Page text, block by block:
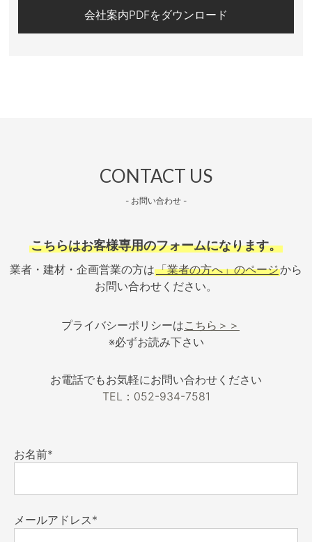
会社案内PDFをダウンロード
CONTACT US
- お問い合わせ -
こちらはお客様専用のフォームになります。
業者・建材・企画営業の方は「業者の方へ」のページから
お問い合わせください。
プライバシーポリシーはこちら＞＞
※必ずお読み下さい
お電話でもお気軽にお問い合わせください
TEL：052-934-7581
お名前*
メールアドレス*